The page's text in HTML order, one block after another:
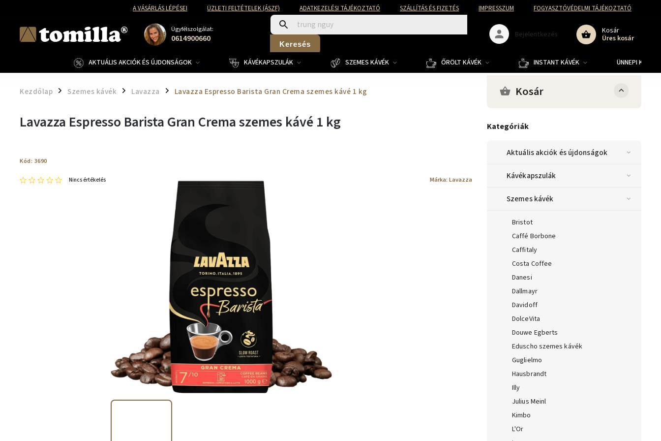
A VÁSÁRLÁS LÉPÉSEI ÜZLETI FELTÉTELEK (ÁSZF) ADATKEZELÉSI TÁJÉKOZTATÓ SZÁLLÍTÁS ÉS FIZETÉS IMPRESSZUM FOGYASZTÓVÉDELMI TÁJÉKOZTATÓ
Ügyfélszolgálat:
0614900660 Keresés
Kosár
Üres kosár
Bejelentkezés
AKTUÁLIS AKCIÓK ÉS ÚJDONSÁGOK KÁVÉKAPSZULÁK SZEMES KÁVÉK ŐRÖLT KÁVÉK INSTANT KÁVÉK ÜNNEPI
Kezdőlap / Szemes kávék / Lavazza / Lavazza Espresso Barista Gran Crema szemes kávé 1 kg Kosár
Kategóriák
Aktuális akciók és újdonságok
Kávékapszulák
Szemes kávék
Bristot
Caffé Borbone
Caffitaly
Costa Coffee
Danesi
Dallmayr
Davidoff
DolceVita
Douwe Egberts
Eduscho szemes kávék
Guglielmo
Hausbrandt
Illy
Julius Meinl
Kimbo
L'Or
Lavazza Espresso Barista Gran Crema szemes kávé 1 kg
Kód: 3690
Nincs értékelés Márka: Lavazza